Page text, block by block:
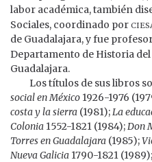
labor académica, también
Sociales, coordinado por
de Guadalajara, y fue
Departamento de Historia del
Guadalajara.
Los títulos de sus libros
social en México 1926-1976
costa y la sierra (1981);La
Colonia 1552-1821 (1984);Don
Torres en Guadalajara (1985);
Nueva Galicia 1790-1821 (1989);